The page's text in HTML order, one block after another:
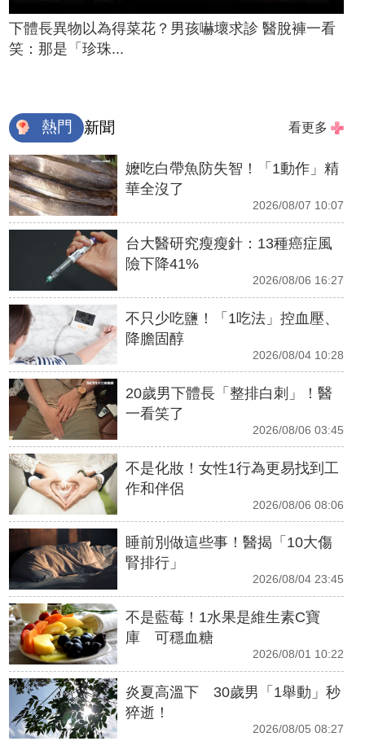
下體長異物以為得菜花？男孩嚇壞求診 醫脫褲一看
笑：那是「珍珠...
熱門 新聞 看更多
嬤吃白帶魚防失智！「1動作」精
華全沒了
2026/08/07 10:07
台大醫研究瘦瘦針：13種癌症風
險下降41%
2026/08/06 16:27
不只少吃鹽！「1吃法」控血壓、
降膽固醇
2026/08/04 10:28
20歲男下體長「整排白刺」！醫
一看笑了
2026/08/06 03:45
不是化妝！女性1行為更易找到工
作和伴侶
2026/08/06 08:06
睡前別做這些事！醫揭「10大傷
腎排行」
2026/08/04 23:45
不是藍莓！1水果是維生素C寶
庫 可穩血糖
2026/08/01 10:22
炎夏高溫下 30歲男「1舉動」秒
猝逝！
2026/08/05 08:27